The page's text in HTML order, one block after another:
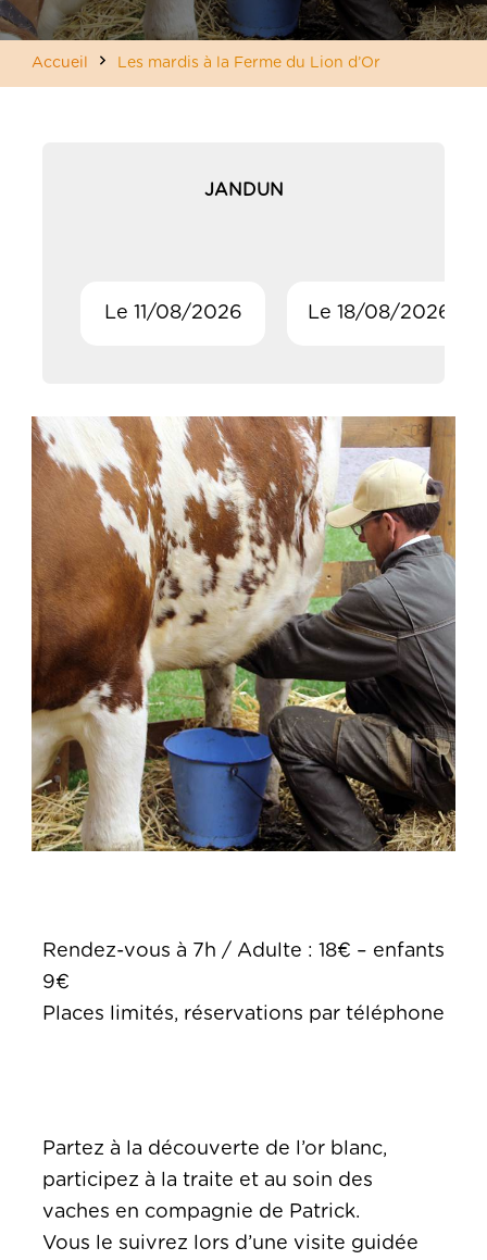
Accueil Les mardis à la Ferme du Lion d’Or
JANDUN
Le 11/08/2026 Le 18/08/2026
Rendez-vous à 7h / Adulte : 18€ – enfants
9€
Places limités, réservations par téléphone
Partez à la découverte de l’or blanc,
participez à la traite et au soin des
vaches en compagnie de Patrick.
Vous le suivrez lors d’une visite guidée